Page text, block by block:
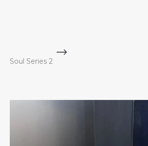
Soul Series 2